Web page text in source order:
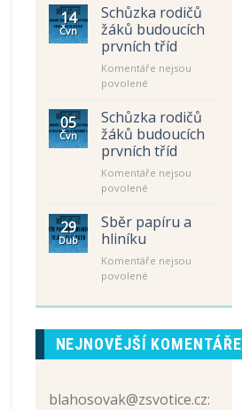
s
názvem
Úřední
hodiny
–
letní
14
Čvn
Schůzka rodičů
žáků budoucích
prvních tříd
Komentáře nejsou
povolenéu
s
názvem
Schůzka
rodičů
žáků
budoucích
tříd
05
Čvn
Schůzka rodičů
žáků budoucích
prvních tříd
Komentáře nejsou
povolenéu
s
názvem
rodičů
žáků
prvních
29
Dub
Sběr papíru a
hliníku
Komentáře nejsou
povolenéu
s
Sběr
papíru
NEJNOVĚJŠÍ KOMENTÁŘE
blahosovak@zsvotice.cz: